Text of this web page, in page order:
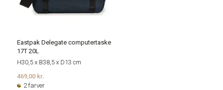
Eastpak Delegate computertaske
17T 20L
H30,5 x B38,5 x D13 cm
469,00 kr.
2 farver